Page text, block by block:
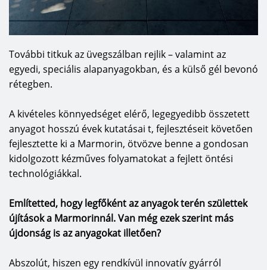
További titkuk az üvegszálban rejlik – valamint az
egyedi, speciális alapanyagokban, és a külső gél bevonó
rétegben.
A kivételes könnyedséget elérő, legegyedibb összetett
anyagot hosszú évek kutatásai t, fejlesztéseit követően
fejlesztette ki a Marmorin, ötvözve benne a gondosan
kidolgozott kézműves folyamatokat a fejlett öntési
technológiákkal.
Említetted, hogy legfőként az anyagok terén születtek
újítások a Marmorinnál. Van még ezek szerint más
újdonság is az anyagokat illetően?
Abszolút, hiszen egy rendkívül innovatív gyárról